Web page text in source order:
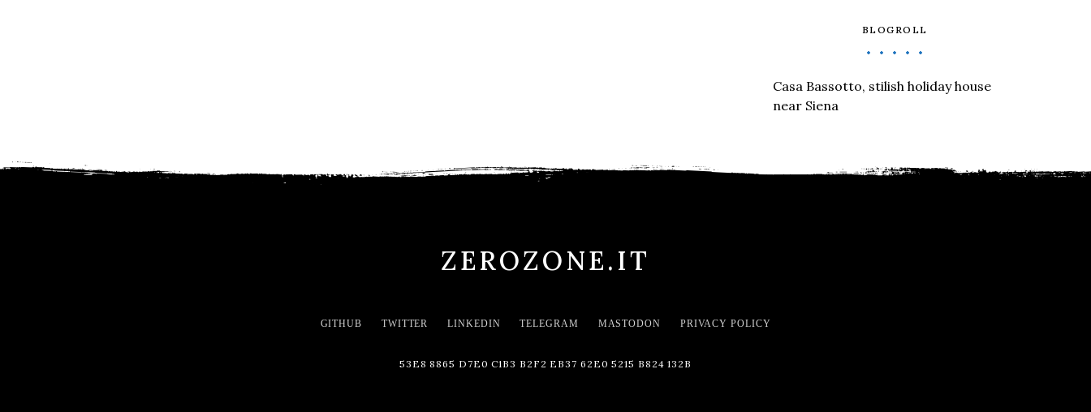
BLOGROLL
Casa Bassotto, stilish holiday house
near Siena
ZEROZONE.IT
GITHUB TWITTER LINKEDIN TELEGRAM MASTODON PRIVACY POLICY
53E8 8865 D7E0 C1B3 B2F2 EB37 62E0 5215 B824 132B